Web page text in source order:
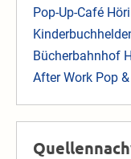
Pop-Up-Café
Bücherbahnhof
After Work Pop